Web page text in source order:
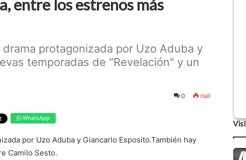
entre los estrenos más
protagonizada por Uzo Aduba y
temporadas de "Revelación" y un
0 null
WhatsApp
por Uzo Aduba y Giancarlo Esposito.También hay
Camilo Sesto.